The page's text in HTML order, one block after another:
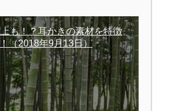
も！？耳かきの素材を特徴
（2018年9月13日）